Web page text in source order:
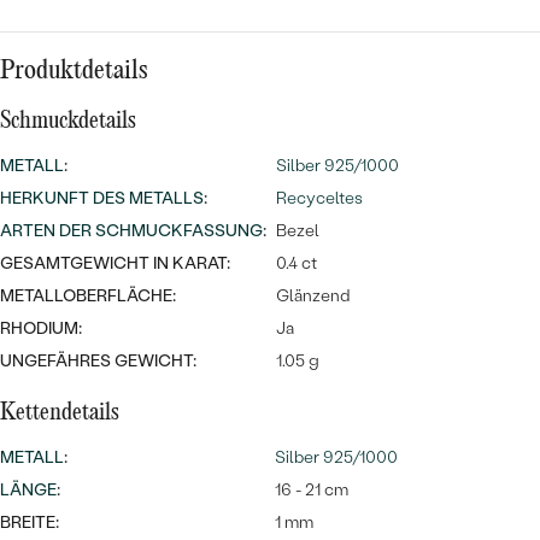
Wave Kollektion
ANSEHEN
NACH DER FORM
MASSGEFERTIGTER
DIAMANTEN
Ohrrinnge
Personalisierte
Halsketten
Meistverkaufte
Ringe
ANSEHEN
Produktdetails
Schmuckdetails
METALL:
Silber 925/1000
HERKUNFT DES METALLS:
Recyceltes
ARTEN DER SCHMUCKFASSUNG: Bezel
GESAMTGEWICHT IN KARAT:
0.4 ct
METALLOBERFLÄCHE:
Glänzend
RHODIUM:
Ja
UNGEFÄHRES GEWICHT:
1.05 g
Kettendetails
METALL:
Silber 925/1000
LÄNGE:
16 - 21 cm
BREITE:
1 mm